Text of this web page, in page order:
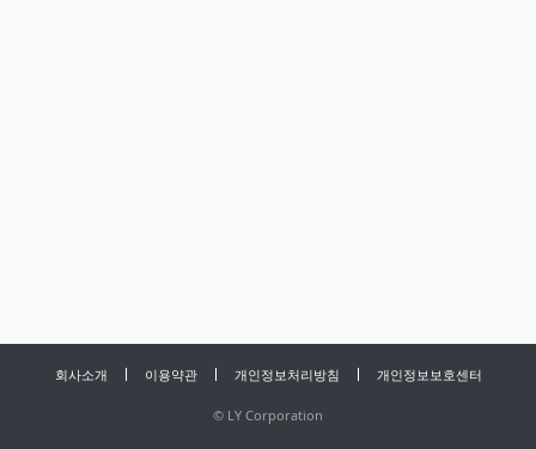
회사소개 이용약관 개인정보처리방침 개인정보보호센터
© LY Corporation